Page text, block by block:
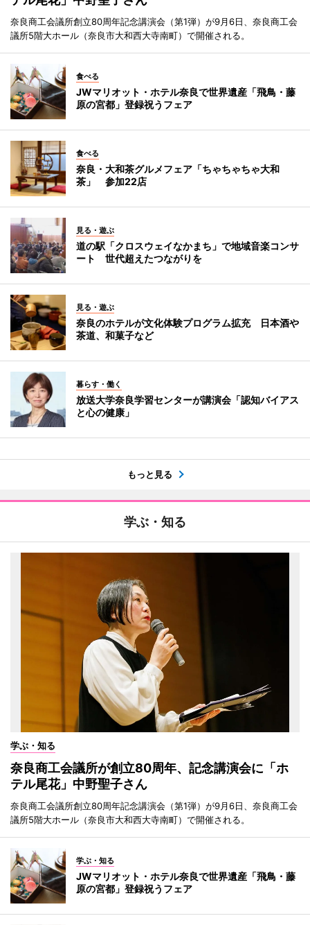
奈良商工会議所創立80周年記念講演会（第1弾）が9月6日、奈良商工会
議所5階大ホール（奈良市大和西大寺南町）で開催される。
食べる
JWマリオット・ホテル奈良で世界遺産「飛鳥・藤
原の宮都」登録祝うフェア
食べる
奈良・大和茶グルメフェア「ちゃちゃちゃ大和
茶」 参加22店
見る・遊ぶ
道の駅「クロスウェイなかまち」で地域音楽コンサ
ート 世代超えたつながりを
見る・遊ぶ
奈良のホテルが文化体験プログラム拡充 日本酒や
茶道、和菓子など
暮らす・働く
放送大学奈良学習センターが講演会「認知バイアス
と心の健康」
もっと見る
学ぶ・知る
学ぶ・知る
奈良商工会議所が創立80周年、記念講演会に「ホ
テル尾花」中野聖子さん
奈良商工会議所創立80周年記念講演会（第1弾）が9月6日、奈良商工会
議所5階大ホール（奈良市大和西大寺南町）で開催される。
学ぶ・知る
JWマリオット・ホテル奈良で世界遺産「飛鳥・藤
原の宮都」登録祝うフェア